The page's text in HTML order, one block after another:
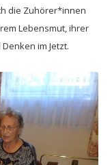
die Zuhörer*innen
Lebensmut, ihrer
im Jetzt.